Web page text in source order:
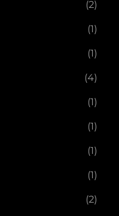
(2)
(1)
(1)
(4)
(1)
(1)
(1)
(1)
(2)